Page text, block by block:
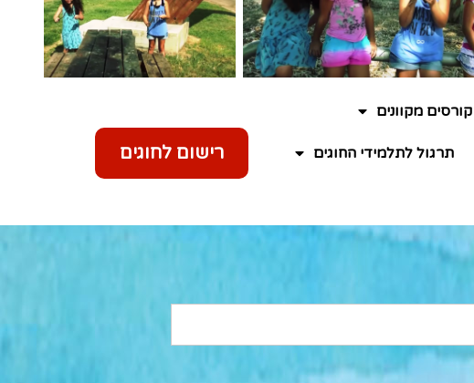
קורסים מקוונים
תרגול לתלמידי החוגים רישום לחוגים